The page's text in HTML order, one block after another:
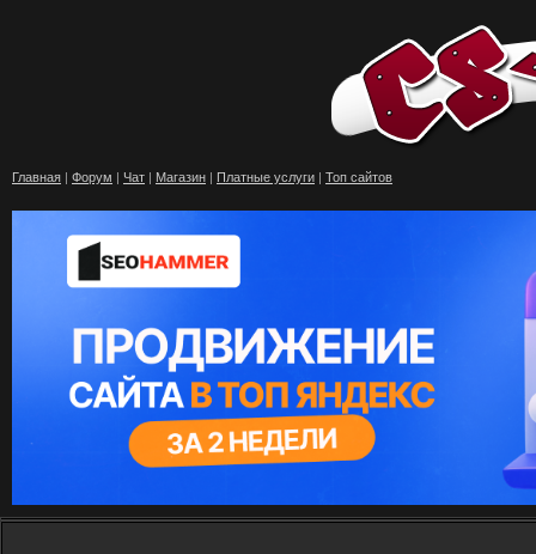
Главная | Форум | Чат | Магазин | Платные услуги | Топ сайтов